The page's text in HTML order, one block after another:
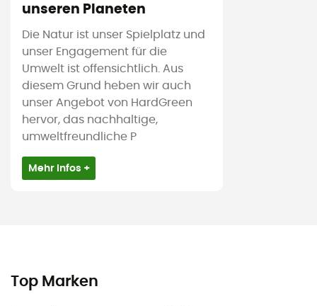
unseren Planeten
Die Natur ist unser Spielplatz und
unser Engagement für die
Umwelt ist offensichtlich. Aus
diesem Grund heben wir auch
unser Angebot von HardGreen
hervor, das nachhaltige,
umweltfreundliche P
Mehr Infos +
Top Marken